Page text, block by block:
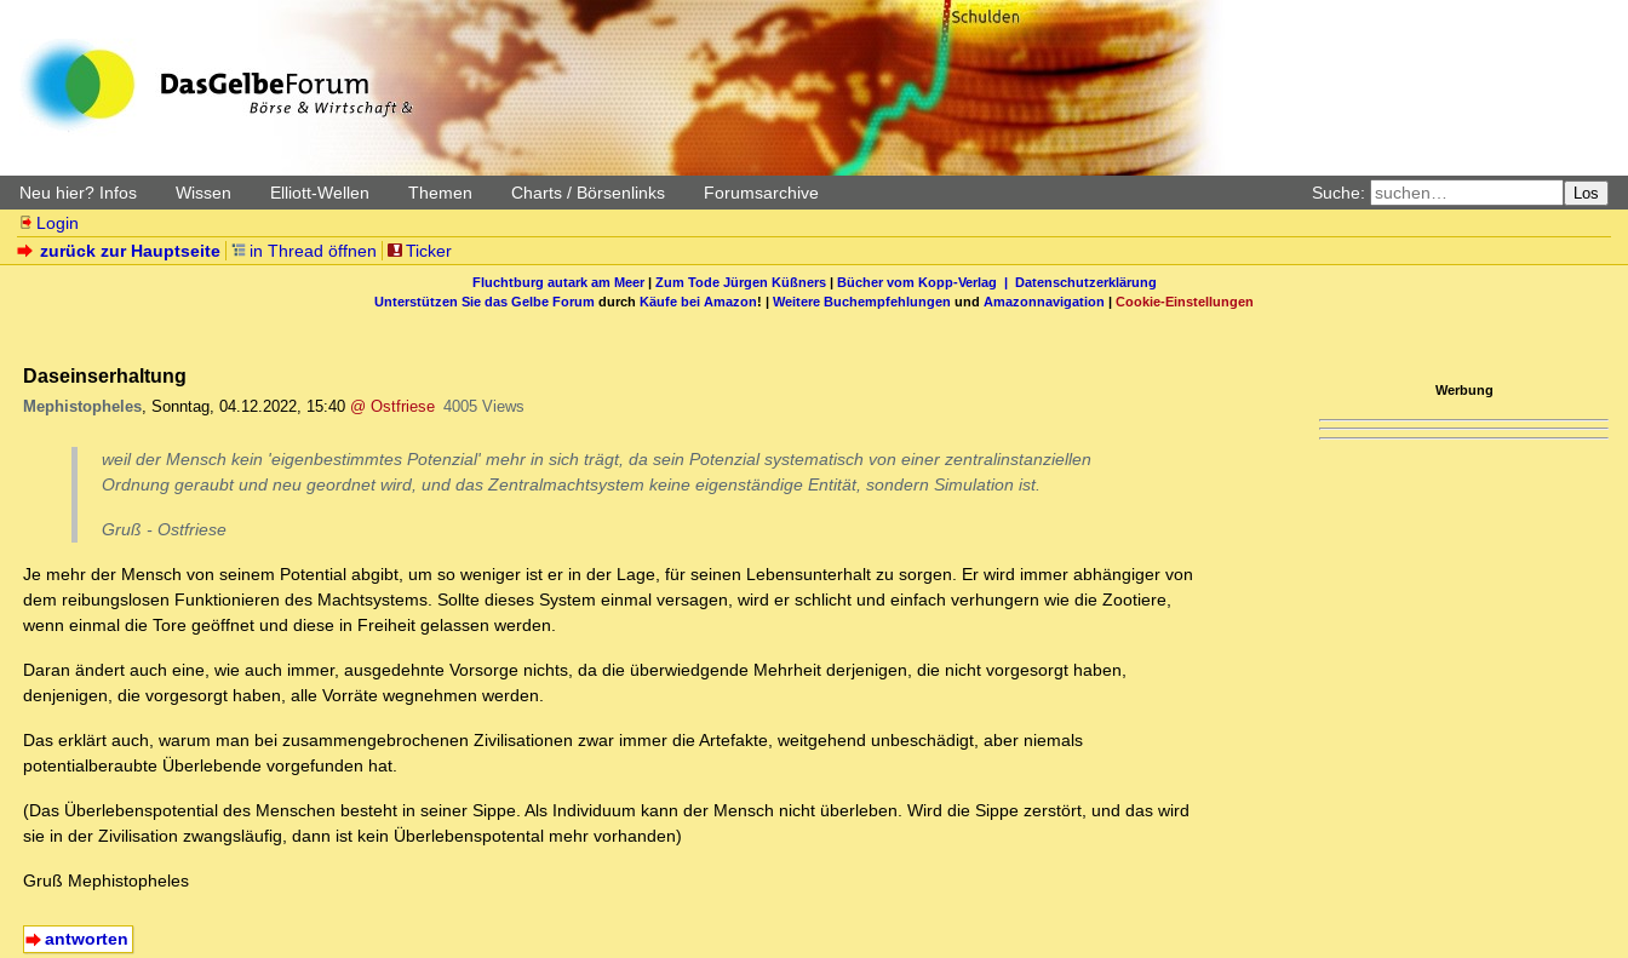
Neu hier? Infos Wissen Elliott-Wellen Themen Charts / Börsenlinks Forumsarchive Suche: Los
Login
zurück zur Hauptseite
in Thread öffnen Ticker
Fluchtburg autark am Meer| Zum Tode Jürgen Küßners| Bücher vom Kopp-Verlag | Datenschutzerklärung
Unterstützen Sie das Gelbe Forum durch Käufe bei Amazon! | Weitere Buchempfehlungen und Amazonnavigation | Cookie-Einstellungen
Daseinserhaltung
Mephistopheles, Sonntag, 04.12.2022, 15:40 @ Ostfriese 4005 Views
weil der Mensch kein 'eigenbestimmtes Potenzial' mehr in sich trägt, da sein Potenzial systematisch von einer zentralinstanziellen
Ordnung geraubt und neu geordnet wird, und das Zentralmachtsystem keine eigenständige Entität, sondern Simulation ist.
Gruß - Ostfriese
Je mehr der Mensch von seinem Potential abgibt, um so weniger ist er in der Lage, für seinen Lebensunterhalt zu sorgen. Er wird immer abhängiger von
dem reibungslosen Funktionieren des Machtsystems. Sollte dieses System einmal versagen, wird er schlicht und einfach verhungern wie die Zootiere,
wenn einmal die Tore geöffnet und diese in Freiheit gelassen werden.
Daran ändert auch eine, wie auch immer, ausgedehnte Vorsorge nichts, da die überwiedgende Mehrheit derjenigen, die nicht vorgesorgt haben,
denjenigen, die vorgesorgt haben, alle Vorräte wegnehmen werden.
Das erklärt auch, warum man bei zusammengebrochenen Zivilisationen zwar immer die Artefakte, weitgehend unbeschädigt, aber niemals
potentialberaubte Überlebende vorgefunden hat.
(Das Überlebenspotential des Menschen besteht in seiner Sippe. Als Individuum kann der Mensch nicht überleben. Wird die Sippe zerstört, und das wird
sie in der Zivilisation zwangsläufig, dann ist kein Überlebenspotental mehr vorhanden)
Gruß Mephistopheles
antworten
Werbung